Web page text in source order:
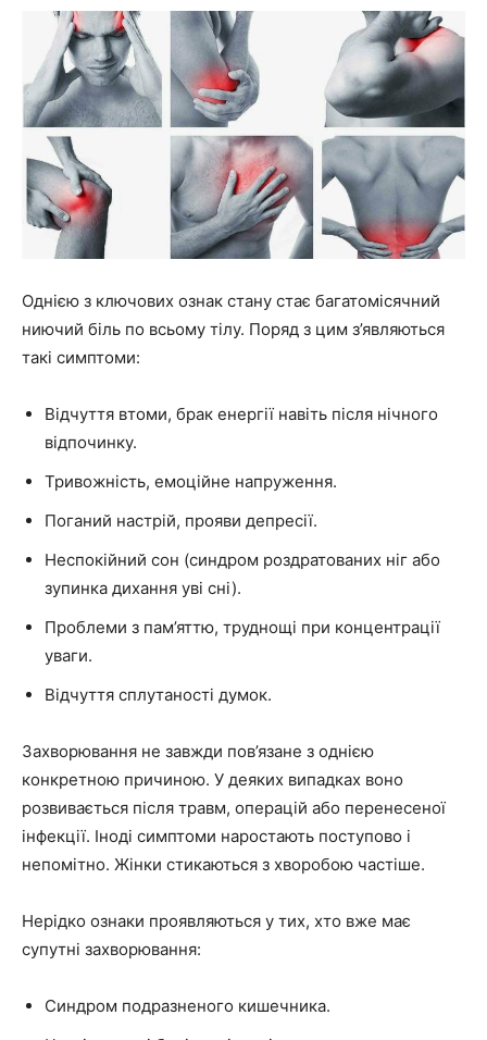
Однією з ключових ознак стану стає багатомісячний
ниючий біль по всьому тілу. Поряд з цим з’являються
такі симптоми:
Відчуття втоми, брак енергії навіть після нічного
відпочинку.
Тривожність, емоційне напруження.
Поганий настрій, прояви депресії.
Неспокійний сон (синдром роздратованих ніг або
зупинка дихання уві сні).
Проблеми з пам’яттю, труднощі при концентрації
уваги.
Відчуття сплутаності думок.
Захворювання не завжди пов’язане з однією
конкретною причиною. У деяких випадках воно
розвивається після травм, операцій або перенесеної
інфекції. Іноді симптоми наростають поступово і
непомітно. Жінки стикаються з хворобою частіше.
Нерідко ознаки проявляються у тих, хто вже має
супутні захворювання:
Синдром подразненого кишечника.